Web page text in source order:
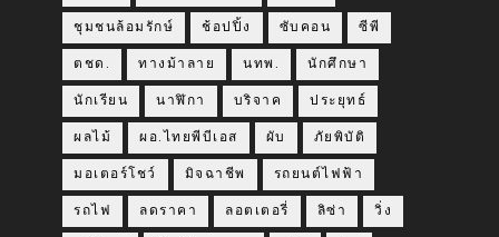
ชุมชนล้อมรักษ์ ช้อปปิ้ง ซับคอน ซีพี
ตชด. ทางม้าลาย นทพ. นักศึกษา
นักเรียน นาฬิกา บริจาค ประยุทธ์
ผลไม้ ผอ.ไทยพีบีเอส ผับ ภัยพิบัติ
มอเตอร์โชว์ มิจฉาชีพ รถยนต์ไฟฟ้า
รถไฟ ลดราคา ลอตเตอรี่ ลิซ่า วิ่ง